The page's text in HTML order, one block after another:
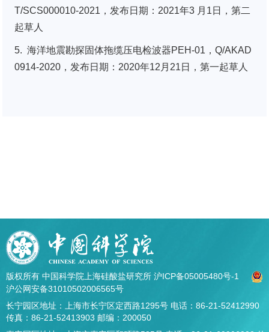
T/SCS000010-2021，发布日期：2021年3 月1日，第二
起草人
5. 海洋地震勘探固体拖缆压电检波器PEH-01，Q/AKAD
0914-2020，发布日期：2020年12月21日，第一起草人
版权所有 中国科学院上海硅酸盐研究所 沪ICP备05005480号-1
沪公网安备31010502006565号
长宁园区地址：上海市长宁区定西路1295号 电话：86-21-52412990
传真：86-21-52413903 邮编：200050